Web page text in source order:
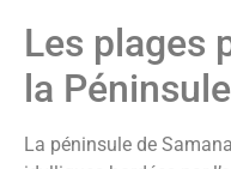
Les plages
la
La péninsule de